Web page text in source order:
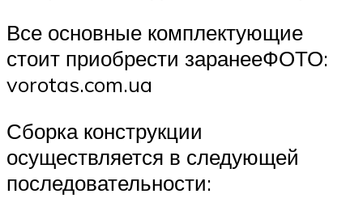
Все основные комплектующие
стоит приобрести заранееФОТО:
vorotas.com.ua
Сборка конструкции
осуществляется в следующей
последовательности: